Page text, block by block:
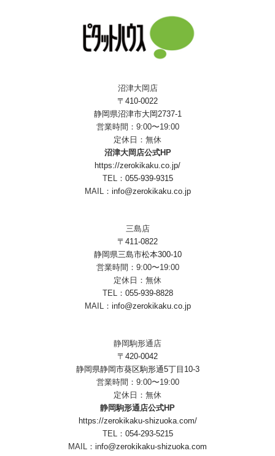
沼津大岡店
〒410-0022
静岡県沼津市大岡2737-1
営業時間：9:00〜19:00
定休日：無休
沼津大岡店公式HP
https://zerokikaku.co.jp/
TEL： 055-939-9315
MAIL： info@zerokikaku.co.jp
三島店
〒411-0822
静岡県三島市松本300-10
営業時間：9:00〜19:00
定休日：無休
TEL： 055-939-8828
MAIL： info@zerokikaku.co.jp
静岡駒形通店
〒420-0042
静岡県静岡市葵区駒形通5丁目10-3
営業時間：9:00〜19:00
定休日：無休
静岡駒形通店公式HP
https://zerokikaku-shizuoka.com/
TEL： 054-293-5215
MAIL： info@zerokikaku-shizuoka.com